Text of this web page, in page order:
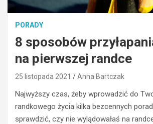
PORADY
8 sposobów
na pierwszej randce
25 listopada 2021 Anna Bartczak
Najwyższy czas, żeby wprowadzić do
randkowego życia kilka bezcennych
sprawdzić, czy nie wylądowałaś na